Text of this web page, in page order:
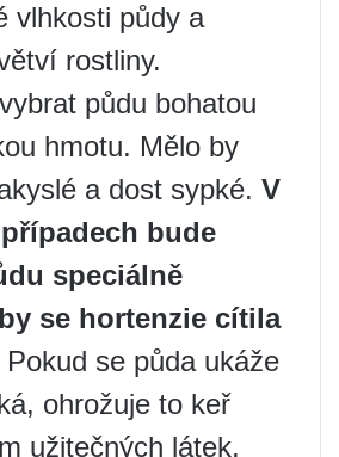
vlhkosti půdy a
rostliny.
půdu bohatou
hmotu. Mělo by
a dost sypké. V
bude
speciálně
se hortenzie cítila
Pokud se půda ukáže
ohrožuje to keř
užitečných látek,